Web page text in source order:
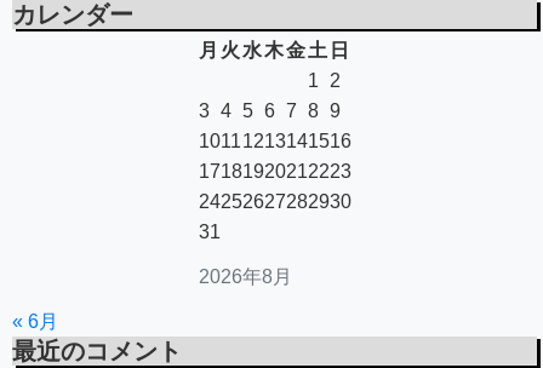
カレンダー
2026年8月
月 火 水木金 土 日
1
2
3 4 5 6 7 8 9
10111213141516
17181920212223
24252627282930
31
« 6月
最近のコメント